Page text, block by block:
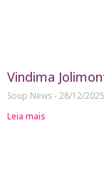
Vindima
Soup News 28/12/2025
Leia mais